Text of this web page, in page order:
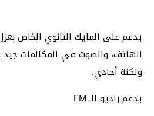
يدعم على المايك الثانوي الخاص
الهاتف، والصوت في المكالمات جيد
ولكنة أحادي.
يدعم راديو الـ FM